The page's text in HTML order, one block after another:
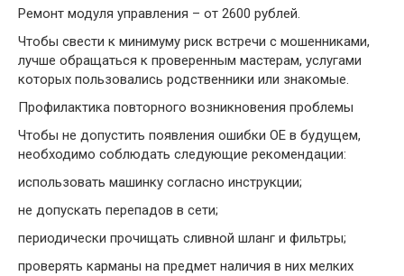
Ремонт модуля управления – от 2600 рублей.
Чтобы свести к минимуму риск встречи с мошенниками,
лучше обращаться к проверенным мастерам, услугами
которых пользовались родственники или знакомые.
Профилактика повторного возникновения проблемы
Чтобы не допустить появления ошибки OE в будущем,
необходимо соблюдать следующие рекомендации:
использовать машинку согласно инструкции;
не допускать перепадов в сети;
периодически прочищать сливной шланг и фильтры;
проверять карманы на предмет наличия в них мелких